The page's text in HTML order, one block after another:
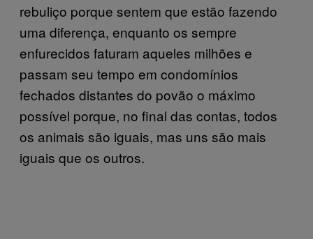
rebuliço porque sentem que estão fazendo
uma diferença, enquanto os sempre
enfurecidos faturam aqueles milhões e
passam seu tempo em condomínios
fechados distantes do povão o máximo
possível porque, no final das contas, todos
os animais são iguais, mas uns são mais
iguais que os outros.